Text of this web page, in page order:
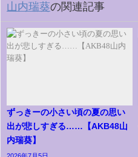
山内瑞葵の関連記事
ずっきーの小さい頃の夏の思い
出が悲しすぎる……【AKB48山
内瑞葵】